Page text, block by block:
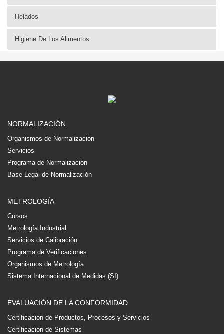
Helados
Higiene De Los Alimentos
NORMALIZACIÓN
Organismos de Normalización
Servicios
Programa de Normalización
Base Legal de Normalización
METROLOGÍA
Cursos
Metrología Industrial
Servicios de Calibración
Programa de Verificaciones
Organismos de Metrología
Sistema Internacional de Medidas (SI)
EVALUACIÓN DE LA CONFORMIDAD
Certificación de Productos, Procesos y Servicios
Certificación de Sistemas